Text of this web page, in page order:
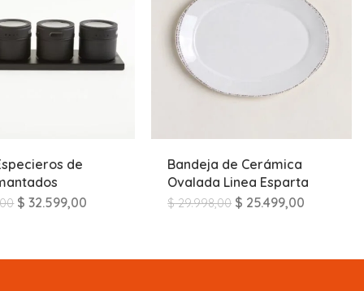
de
$ 32.599,00
Bandeja de Cerámica
Ovalada Linea Esparta
$29.998,00 $ 25.499,00